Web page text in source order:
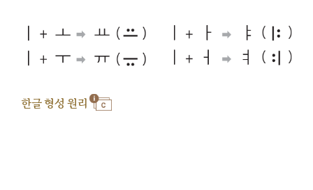
한글 형성 원리